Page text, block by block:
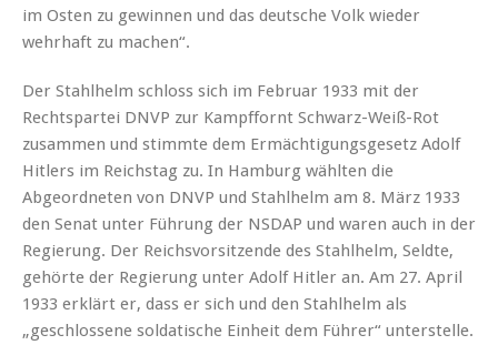
im Osten zu gewinnen und das deutsche Volk wieder
wehrhaft zu machen“.
Der Stahlhelm schloss sich im Februar 1933 mit der
Rechtspartei DNVP zur Kampffornt Schwarz-Weiß-Rot
zusammen und stimmte dem Ermächtigungsgesetz Adolf
Hitlers im Reichstag zu. In Hamburg wählten die
Abgeordneten von DNVP und Stahlhelm am 8. März 1933
den Senat unter Führung der NSDAP und waren auch in der
Regierung. Der Reichsvorsitzende des Stahlhelm, Seldte,
gehörte der Regierung unter Adolf Hitler an. Am 27. April
1933 erklärt er, dass er sich und den Stahlhelm als
„geschlossene soldatische Einheit dem Führer“ unterstelle.